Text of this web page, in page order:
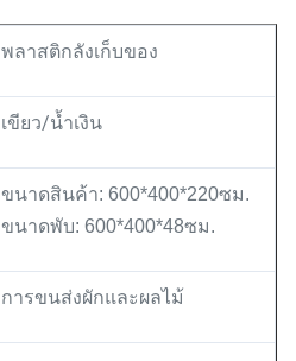
พลาสติกลังเก็บของ
เขียว/น้ำเงิน
ขนาดสินค้า: 600*400*220ซม.
ขนาดพับ: 600*400*48ซม.
การขนส่งผักและผลไม้